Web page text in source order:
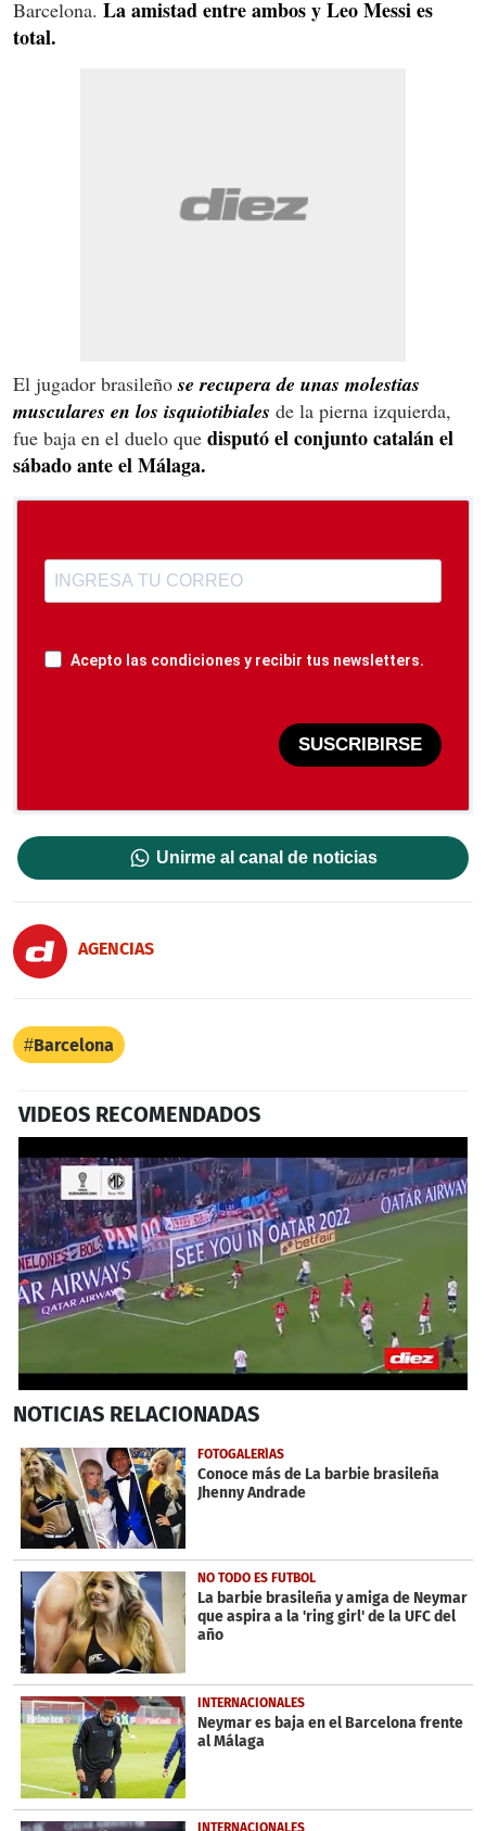
Barcelona. La amistad entre ambos y Leo Messi es
total.
El jugador brasileñose recupera de unas molestias
musculares en los isquiotibiales de la pierna izquierda,
fue baja en el duelo que disputó el conjunto catalán el
sábado ante el Málaga.
Acepto las condiciones y recibir tus newsletters.
SUSCRIBIRSE
Unirme al canal de noticias
AGENCIAS
Barcelona
VIDEOS RECOMENDADOS
seconds
2
minutes,
4
seconds
NOTICIAS RELACIONADAS
FOTOGALERÍAS
Conoce más de La barbie brasileña
Jhenny Andrade
NO TODO ES FUTBOL
La barbie brasileña y amiga de Neymar
que aspira a la 'ring girl' de la UFC del
año
INTERNACIONALES
Neymar es baja en el Barcelona frente
al Málaga
INTERNACIONALES